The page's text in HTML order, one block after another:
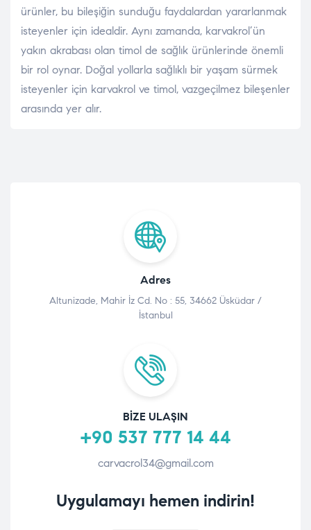
ürünler, bu bileşiğin sunduğu faydalardan yararlanmak
isteyenler için idealdir. Aynı zamanda, karvakrol’ün
yakın akrabası olan timol de sağlık ürünlerinde önemli
bir rol oynar. Doğal yollarla sağlıklı bir yaşam sürmek
isteyenler için karvakrol ve timol, vazgeçilmez bileşenler
arasında yer alır.
Adres
Altunizade, Mahir İz Cd. No : 55, 34662 Üsküdar /
İstanbul
BIZE ULAŞIN
+90 537 777 14 44
carvacrol34@gmail.com
Uygulamayı hemen indirin!